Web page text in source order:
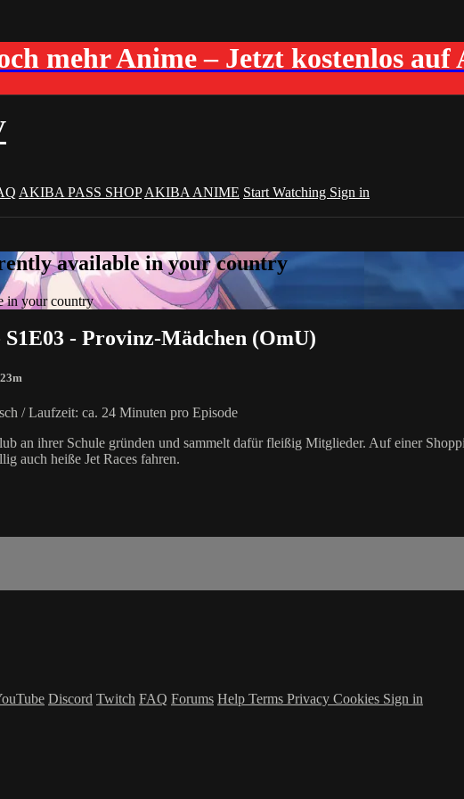
mehr Anime – Jetzt kostenlos
AKIBA PASS SHOP AKIBA ANIME Start Watching Sign in
available in your country
in your country
- Provinz-Mädchen (OmU)
/ Laufzeit: ca. 24 Minuten pro Episode
an ihrer Schule gründen und sammelt dafür fleißig Mitglieder. Auf einer
auch heiße Jet Races fahren.
Discord Twitch FAQ Forums Help Terms Privacy Cookies Sign in